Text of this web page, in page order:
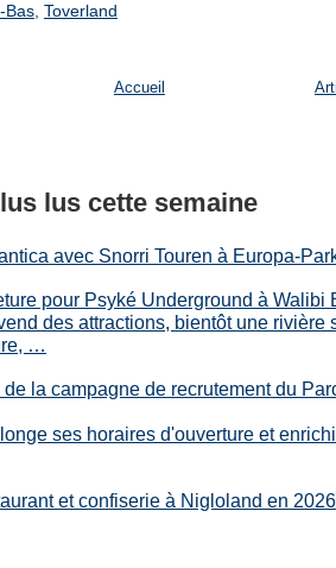
Bas, Toverland
Accueil
lus cette semaine
avec Snorri Touren à Europa-
pour Psyké Underground à Walibi
des attractions, bientôt une rivière
…
de la campagne de recrutement du
ses horaires d'ouverture et
et confiserie à Nigloland en 2026